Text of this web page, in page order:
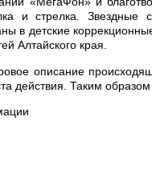
и стрелка.
в детские
Алтайского края.
описание
действия. Таким